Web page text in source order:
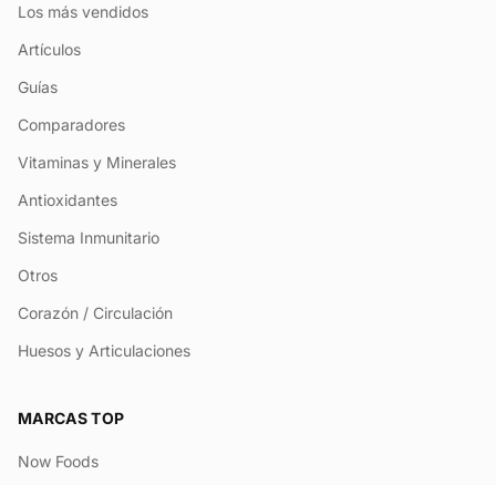
Los más vendidos
Artículos
Guías
Comparadores
Vitaminas y Minerales
Antioxidantes
Sistema Inmunitario
Otros
Corazón / Circulación
Huesos y Articulaciones
MARCAS TOP
Now Foods